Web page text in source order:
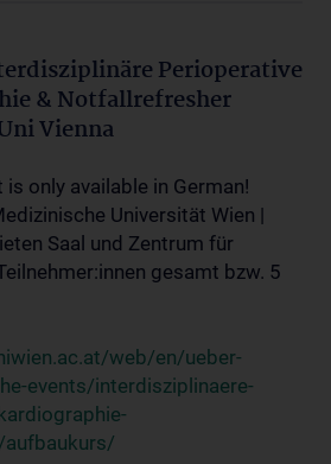
Perioperative
& Notfallrefresher
Vienna
is only available in German!
Universität Wien |
Saal und Zentrum für
gesamt bzw. 5
web/en/ueber-
events/interdisziplinaere-